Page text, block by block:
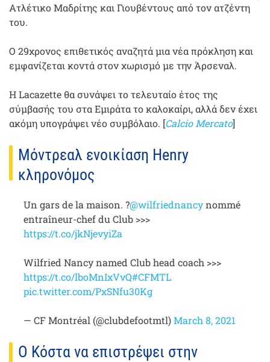
Ατλέτικο Μαδρίτης και Γιουβέντους από τον ατζέντη
του.
Ο 29χρονος επιθετικός αναζητά μια νέα πρόκληση και
εμφανίζεται κοντά στον χωρισμό με την Άρσεναλ.
Η Lacazette θα συνάψει το τελευταίο έτος της
σύμβασής του στα Εμιράτα το καλοκαίρι, αλλά δεν έχει
ακόμη υπογράψει νέο συμβόλαιο. [Calcio Mercato]
Μόντρεαλ ενοικίαση Henry
κληρονόμος
Un gars de la maison. ?@wilfriednancynommé
entraîneur-chef du Club >>>
https://t.co/jkNjevyiZa
Wilfried Nancy named Club head coach >>>
https://t.co/lboMnIxVvQ#CFMTL
pic.twitter.com/PxSNfu30Kg
— CF Montréal (@clubdefootmtl)March 8, 2021
Ο Κόστα να επιστρέψει στην